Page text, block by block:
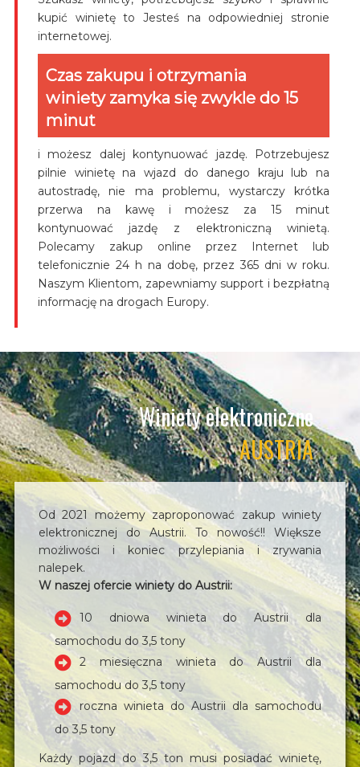
kupić winietę to Jesteś na odpowiedniej stronie
internetowej.
Czas zakupu i otrzymania
winiety zamyka się zwykle do 15
minut
i możesz dalej kontynuować jazdę. Potrzebujesz
pilnie winietę na wjazd do danego kraju lub na
autostradę, nie ma problemu, wystarczy krótka
przerwa na kawę i możesz za 15 minut
kontynuować jazdę z elektroniczną winietą.
Polecamy zakup online przez Internet lub
telefonicznie 24 h na dobę, przez 365 dni w roku.
Naszym Klientom, zapewniamy support i bezpłatną
informację na drogach Europy.
Winiety elektroniczne
AUSTRIA
Od 2021 możemy zaproponować zakup winiety
elektronicznej do Austrii. To nowość!! Większe
możliwości i koniec przylepiania i zrywania
nalepek.
W naszej ofercie winiety do Austrii:
10 dniowa winieta do Austrii dla
samochodu do 3,5 tony
2 miesięczna winieta do Austrii dla
samochodu do 3,5 tony
roczna winieta do Austrii dla samochodu
do 3,5 tony
Każdy pojazd do 3,5 ton musi posiadać winietę,